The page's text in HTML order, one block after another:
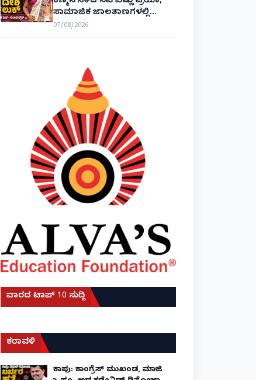
ಸಾಮಾಜಿಕ ಜಾಲತಾಣಗಳಲ್ಲಿ
ಫೋಟೋ ವೈರಲ್!
07/08/2026
ವಾರದ ಟಾಪ್ 10 ಸುದ್ದಿ
ಕರಾವಳಿ
ಕಾಪು: ಕಾಂಗ್ರೆಸ್ ಮುಖಂಡ, ಮಾಜಿ